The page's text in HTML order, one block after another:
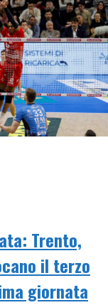
Trento,
il terzo
giornata